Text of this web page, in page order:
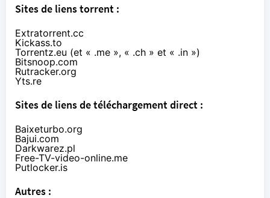
Sites de liens torrent :
Extratorrent.cc
Kickass.to
Torrentz.eu (et « .me », « .ch » et « .in »)
Bitsnoop.com
Rutracker.org
Yts.re
Sites de liens de téléchargement direct :
Baixeturbo.org
Bajui.com
Darkwarez.pl
Free-TV-video-online.me
Putlocker.is
Autres :